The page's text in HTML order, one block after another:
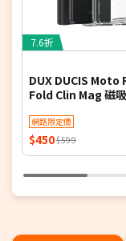
貼心吊飾孔
7.6折
DUX DUCIS Moto
Fold Clin Mag 磁
網路限定價
$450$599